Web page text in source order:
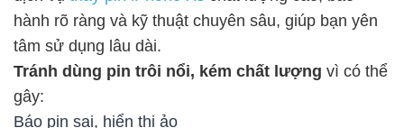
hành rõ ràng và kỹ thuật chuyên sâu, giúp bạn yên
tâm sử dụng lâu dài.
Tránh dùng pin trôi nổi, kém chất lượng vì có thể
gây:
Báo pin sai, hiển thị ảo